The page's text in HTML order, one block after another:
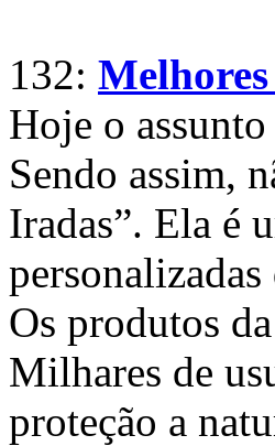
132:
Hoje o
Sendo assim,
Iradas”. Ela é
Os produtos
Milhares de
proteção a